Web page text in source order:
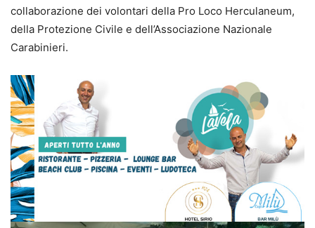
collaborazione dei volontari della Pro Loco Herculaneum,
della Protezione Civile e dell’Associazione Nazionale
Carabinieri.